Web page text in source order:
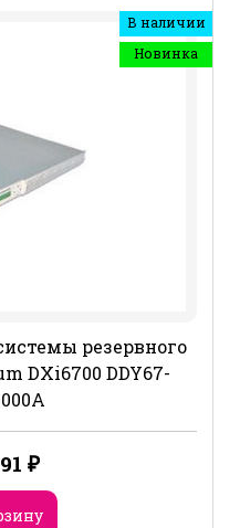
В наличии
Новинка
резервного
DXi6700 DDY67-
₽